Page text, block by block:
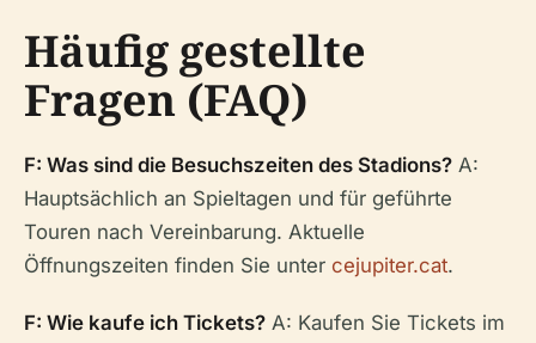
Häufig gestellte
Fragen (FAQ)
F: Was sind die Besuchszeiten des Stadions? A:
Hauptsächlich an Spieltagen und für geführte
Touren nach Vereinbarung. Aktuelle
Öffnungszeiten finden Sie unter cejupiter.cat.
F: Wie kaufe ich Tickets? A: Kaufen Sie Tickets im